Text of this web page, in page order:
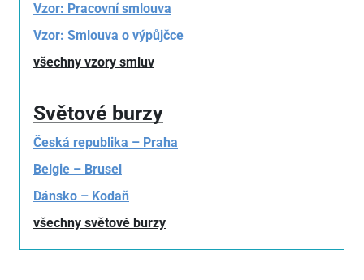
Vzor: Pracovní smlouva
Vzor: Smlouva o výpůjčce
všechny vzory smluv
Světové burzy
Česká republika – Praha
Belgie – Brusel
Dánsko – Kodaň
všechny světové burzy